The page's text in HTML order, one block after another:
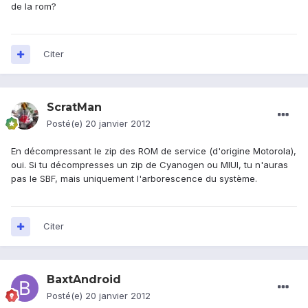
de la rom?
Citer
ScratMan
Posté(e) 20 janvier 2012
En décompressant le zip des ROM de service (d'origine Motorola),
oui. Si tu décompresses un zip de Cyanogen ou MIUI, tu n'auras
pas le SBF, mais uniquement l'arborescence du système.
Citer
BaxtAndroid
Posté(e) 20 janvier 2012